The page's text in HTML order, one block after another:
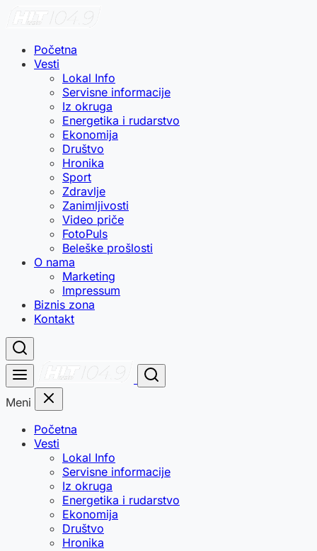
Početna
Vesti
Lokal Info
Servisne informacije
Iz okruga
Energetika i rudarstvo
Ekonomija
Društvo
Hronika
Sport
Zdravlje
Zanimljivosti
Video priče
FotoPuls
Beleške prošlosti
O nama
Marketing
Impressum
Biznis zona
Kontakt
Meni
Početna
Vesti
Lokal Info
Servisne informacije
Iz okruga
Energetika i rudarstvo
Ekonomija
Društvo
Hronika